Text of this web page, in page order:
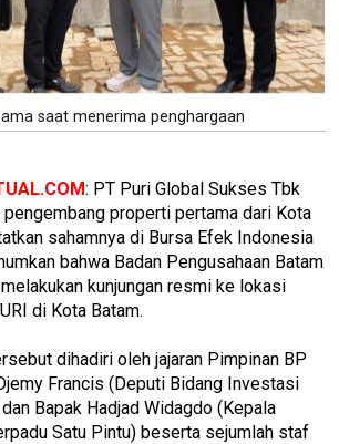
saat menerima penghargaan
: PT Puri Global Sukses Tbk
pengembang properti pertama dari Kota
sahamnya di Bursa Efek Indonesia
bahwa Badan Pengusahaan Batam
melakukan kunjungan resmi ke lokasi
di Kota Batam.
dihadiri oleh jajaran Pimpinan BP
Francis (Deputi Bidang Investasi
Bapak Hadjad Widagdo (Kepala
Satu Pintu) beserta sejumlah staf